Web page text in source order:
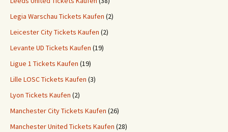
Legia Warschau Tickets Kaufen (2)
Leicester City Tickets Kaufen (2)
Levante UD Tickets Kaufen (19)
Ligue 1 Tickets Kaufen (19)
Lille LOSC Tickets Kaufen (3)
Lyon Tickets Kaufen (2)
Manchester City Tickets Kaufen (26)
Manchester United Tickets Kaufen (28)